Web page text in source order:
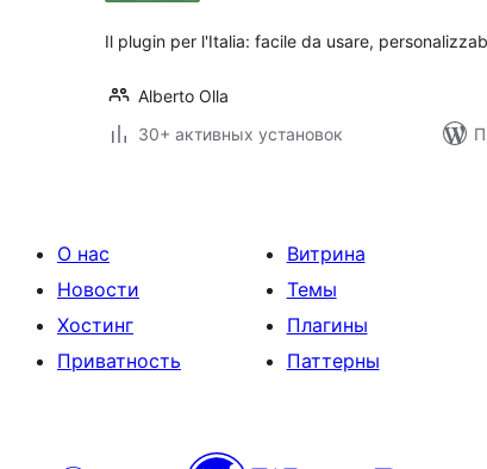
Il plugin per l'Italia: facile da usare,
Alberto Olla
30+ активных установок
О нас
Новости
Хостинг
Приватность
Витрина
Темы
Плагины
Паттерны